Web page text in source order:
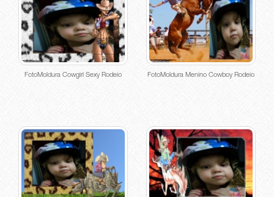
FotoMoldura Cowgirl Sexy Rodeio FotoMoldura Menino Cowboy Rodeio